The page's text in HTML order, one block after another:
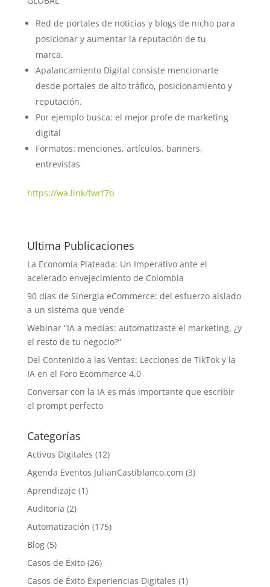
Red de portales de noticias y blogs de nicho para
posicionar y aumentar la reputación de tu
marca.
Apalancamiento Digital consiste mencionarte
desde portales de alto tráfico, posicionamiento y
reputación.
Por ejemplo busca: el mejor profe de marketing
digital
Formatos: menciones, artículos, banners,
entrevistas
https://wa.link/fwrf7b
Ultima Publicaciones
La Economía Plateada: Un Imperativo ante el
acelerado envejecimiento de Colombia
90 días de Sinergia eCommerce: del esfuerzo aislado
a un sistema que vende
Webinar “IA a medias: automatizaste el marketing, ¿y
el resto de tu negocio?”
Del Contenido a las Ventas: Lecciones de TikTok y la
IA en el Foro Ecommerce 4.0
Conversar con la IA es más importante que escribir
el prompt perfecto
Categorías
Activos Digitales (12)
Agenda Eventos JulianCastiblanco.com (3)
Aprendizaje (1)
Auditoria (2)
Automatización (175)
Blog(5)
Casos de Éxito(26)
Casos de Éxito Experiencias Digitales (1)